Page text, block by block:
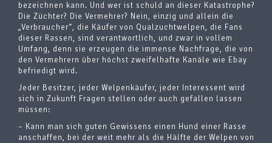
bezeichnen kann. Und wer ist schuld an dieser Katastrophe?
Die Züchter? Die Vermehrer? Nein, einzig und allein die
„Verbraucher“, die Käufer von Qualzuchtwelpen, die Fans
dieser Rassen, sind verantwortlich, und zwar in vollem
Umfang, denn sie erzeugen die immense Nachfrage, die von
den Vermehrern über höchst zweifelhafte Kanäle wie Ebay
befriedigt wird.
Jeder Besitzer, jeder Welpenkäufer, jeder Interessent wird
sich in Zukunft Fragen stellen oder auch gefallen lassen
müssen:
– Kann man sich guten Gewissens einen Hund einer Rasse
anschaffen, bei der weit mehr als die Hälfte der Welpen von